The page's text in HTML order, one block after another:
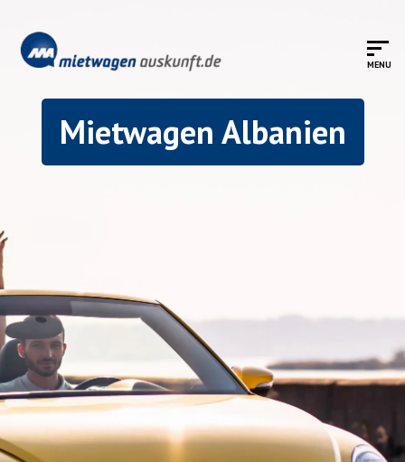
Mietwagen Albanien